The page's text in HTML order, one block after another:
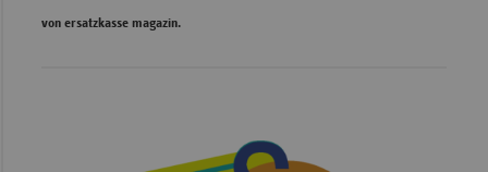
von ersatzkasse magazin.